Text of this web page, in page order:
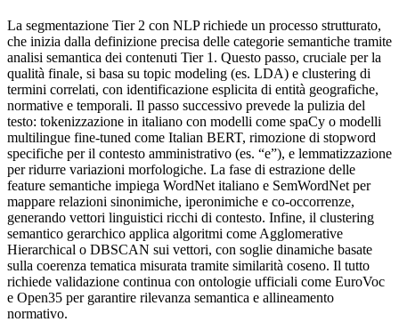
La segmentazione Tier 2 con NLP richiede un processo strutturato,
che inizia dalla definizione precisa delle categorie semantiche tramite
analisi semantica dei contenuti Tier 1. Questo passo, cruciale per la
qualità finale, si basa su topic modeling (es. LDA) e clustering di
termini correlati, con identificazione esplicita di entità geografiche,
normative e temporali. Il passo successivo prevede la pulizia del
testo: tokenizzazione in italiano con modelli come spaCy o modelli
multilingue fine-tuned come Italian BERT, rimozione di stopword
specifiche per il contesto amministrativo (es. “e”), e lemmatizzazione
per ridurre variazioni morfologiche. La fase di estrazione delle
feature semantiche impiega WordNet italiano e SemWordNet per
mappare relazioni sinonimiche, iperonimiche e co-occorrenze,
generando vettori linguistici ricchi di contesto. Infine, il clustering
semantico gerarchico applica algoritmi come Agglomerative
Hierarchical o DBSCAN sui vettori, con soglie dinamiche basate
sulla coerenza tematica misurata tramite similarità coseno. Il tutto
richiede validazione continua con ontologie ufficiali come EuroVoc
e Open35 per garantire rilevanza semantica e allineamento
normativo.